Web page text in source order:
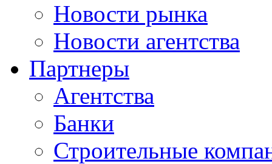
Новости рынка
Новости агентства
Партнеры
Агентства
Банки
Строительные